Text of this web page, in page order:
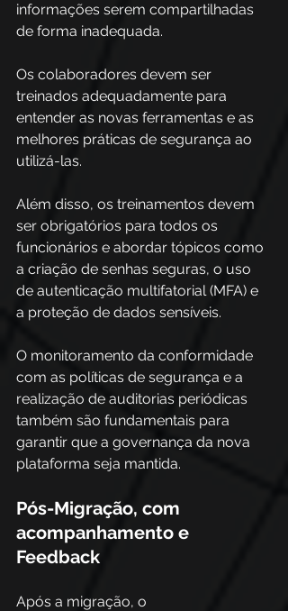
informações serem compartilhadas
de forma inadequada.
Os colaboradores devem ser
treinados adequadamente para
entender as novas ferramentas e as
melhores práticas de segurança ao
utilizá-las.
Além disso, os treinamentos devem
ser obrigatórios para todos os
funcionários e abordar tópicos como
a criação de senhas seguras, o uso
de autenticação multifatorial (MFA) e
a proteção de dados sensíveis.
O monitoramento da conformidade
com as políticas de segurança e a
realização de auditorias periódicas
também são fundamentais para
garantir que a governança da nova
plataforma seja mantida.
Pós-Migração, com
acompanhamento e
Feedback
Após a migração, o